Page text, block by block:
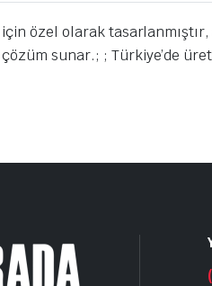
özel olarak
çözüm sunar.; ; Türkiye’de